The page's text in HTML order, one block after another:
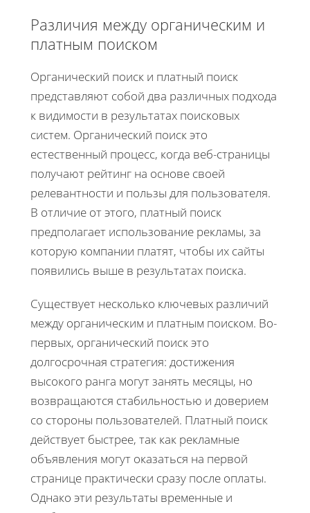
Различия между органическим и
платным поиском
Органический поиск и платный поиск
представляют собой два различных подхода
к видимости в результатах поисковых
систем. Органический поиск это
естественный процесс, когда веб-страницы
получают рейтинг на основе своей
релевантности и пользы для пользователя.
В отличие от этого, платный поиск
предполагает использование рекламы, за
которую компании платят, чтобы их сайты
появились выше в результатах поиска.
Существует несколько ключевых различий
между органическим и платным поиском. Во-
первых, органический поиск это
долгосрочная стратегия: достижения
высокого ранга могут занять месяцы, но
возвращаются стабильностью и доверием
со стороны пользователей. Платный поиск
действует быстрее, так как рекламные
объявления могут оказаться на первой
странице практически сразу после оплаты.
Однако эти результаты временные и